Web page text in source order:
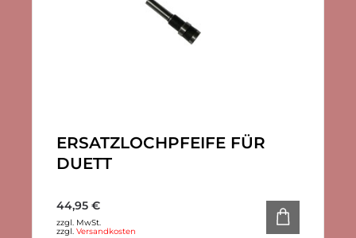
ERSATZLOCHPFEIFE FÜR
DUETT
44,95 €
zzgl. MwSt.
zzgl. Versandkosten